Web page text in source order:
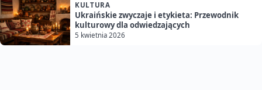
KULTURA
Ukraińskie zwyczaje i etykieta: Przewodnik
kulturowy dla odwiedzających
5 kwietnia 2026